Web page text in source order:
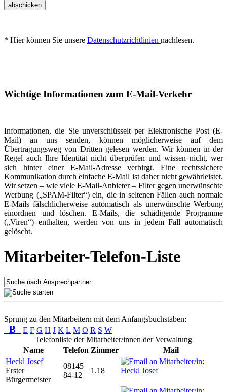
abschicken
* Hier können Sie unsere Datenschutzrichtlinien nachlesen.
Wichtige Informationen zum E-Mail-Verkehr
Informationen, die Sie unverschlüsselt per Elektronische Post (E-
Mail) an uns senden, können möglicherweise auf dem
Übertragungsweg von Dritten gelesen werden. Wir können in der
Regel auch Ihre Identität nicht überprüfen und wissen nicht, wer
sich hinter einer E-Mail-Adresse verbirgt. Eine rechtssichere
Kommunikation durch einfache E-Mail ist daher nicht gewährleistet.
Wir setzen – wie viele E-Mail-Anbieter – Filter gegen unerwünschte
Werbung („SPAM-Filter“) ein, die in seltenen Fällen auch normale
E-Mails fälschlicherweise automatisch als unerwünschte Werbung
einordnen und löschen. E-Mails, die schädigende Programme
(„Viren“) enthalten, werden von uns in jedem Fall automatisch
gelöscht.
Mitarbeiter-Telefon-Liste
Sprung zu den Mitarbeitern mit dem Anfangsbuchstaben:
B E F G H J K L M O R S W
Telefonliste der Mitarbeiter/innen der Verwaltung
Name
Telefon Zimmer
Mail
Heckl Josef
Erster
Bürgermeister
08145
84-12
1.18